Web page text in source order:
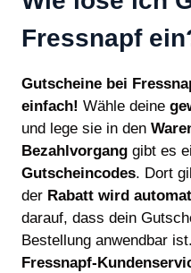
Fressnapf
Gutscheine bei
einfach! Wähle deine
und lege sie in den
Bezahlvorgang gibt es
Gutscheincodes. Dort
der Rabatt wird
darauf, dass dein
Bestellung anwendbar
Fressnapf-